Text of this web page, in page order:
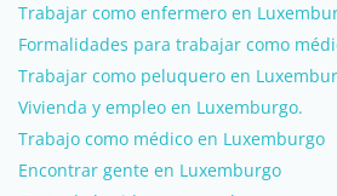
Trabajar como enfermero en
Formalidades para trabajar como
Trabajar como peluquero en
Vivienda y empleo en Luxemburgo.
Trabajo como médico en Luxemburgo
Encontrar gente en Luxemburgo